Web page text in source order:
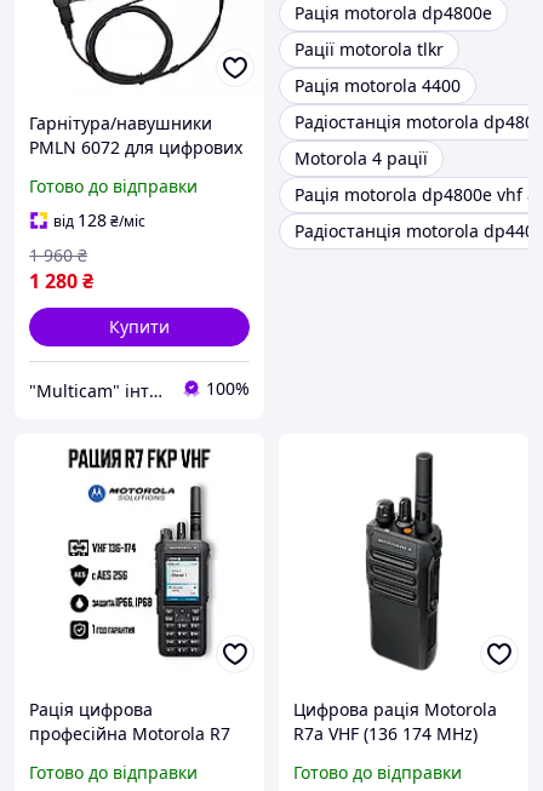
Гарнітура/навушники
PMLN 6072 для цифрових
DP4400/DP4600/DP4800/D
PG5550
Готово до відправки
від 128₴/міс
1 280₴
1 960 ₴
Купити
"Multicam" інтернет магазин 100%
Рація motorola dp4800e
Рації motorola tlkr
Рація motorola 4400
Радіостанція motorola
Motorola 4 рації
Рація motorola dp4800e vhf
Радіостанція motorola dp4400
Рація цифрова
професійна Motorola R7
мГц
Готово до відправки
Цифрова рація Motorola
R7a VHF (136 174 MHz)
Готово до відправки